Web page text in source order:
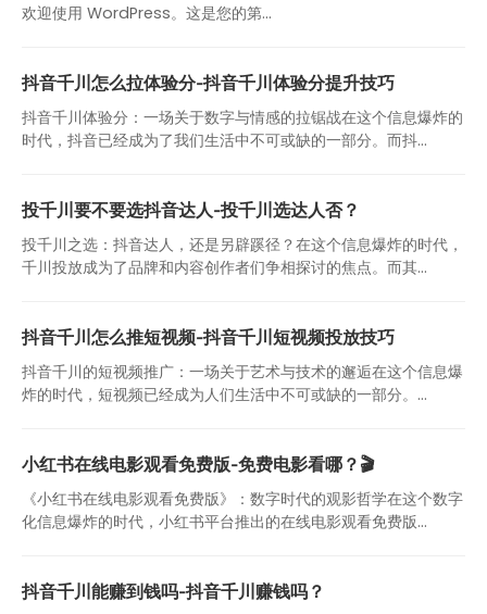
欢迎使用 WordPress。这是您的第…
抖音千川怎么拉体验分-抖音千川体验分提升技巧
抖音千川体验分：一场关于数字与情感的拉锯战在这个信息爆炸的
时代，抖音已经成为了我们生活中不可或缺的一部分。而抖...
投千川要不要选抖音达人-投千川选达人否？
投千川之选：抖音达人，还是另辟蹊径？在这个信息爆炸的时代，
千川投放成为了品牌和内容创作者们争相探讨的焦点。而其...
抖音千川怎么推短视频-抖音千川短视频投放技巧
抖音千川的短视频推广：一场关于艺术与技术的邂逅在这个信息爆
炸的时代，短视频已经成为人们生活中不可或缺的一部分。...
小红书在线电影观看免费版-免费电影看哪？🎬
《小红书在线电影观看免费版》：数字时代的观影哲学在这个数字
化信息爆炸的时代，小红书平台推出的在线电影观看免费版...
抖音千川能赚到钱吗-抖音千川赚钱吗？